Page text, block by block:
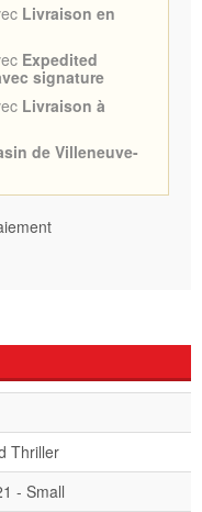
Livraison en
Expedited
signature
Livraison à
de Villeneuve-
Thriller
- Small